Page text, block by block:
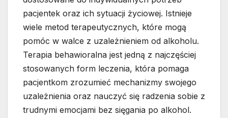
pacjentek oraz ich sytuacji życiowej. Istnieje
wiele metod terapeutycznych, które mogą
pomóc w walce z uzależnieniem od alkoholu.
Terapia behawioralna jest jedną z najczęściej
stosowanych form leczenia, która pomaga
pacjentkom zrozumieć mechanizmy swojego
uzależnienia oraz nauczyć się radzenia sobie z
trudnymi emocjami bez sięgania po alkohol.